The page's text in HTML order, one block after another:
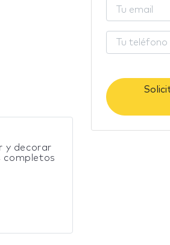
y decorar
completos